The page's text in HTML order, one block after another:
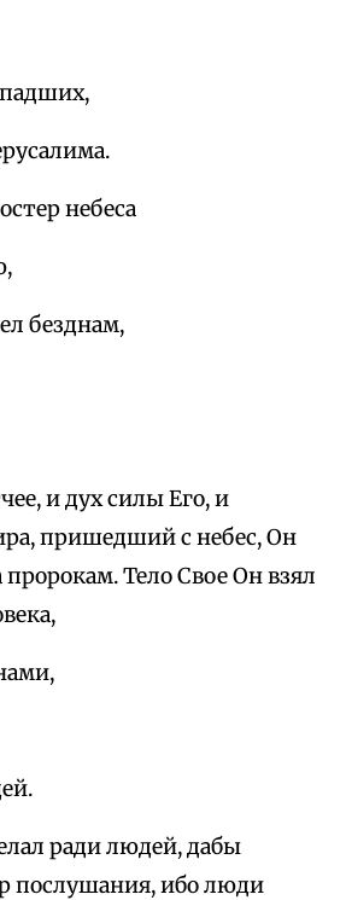
небеса
безднам,
и дух силы Его, и
пришедший с небес, Он
пророкам. Тело Свое Он взял
ради людей, дабы
послушания, ибо люди